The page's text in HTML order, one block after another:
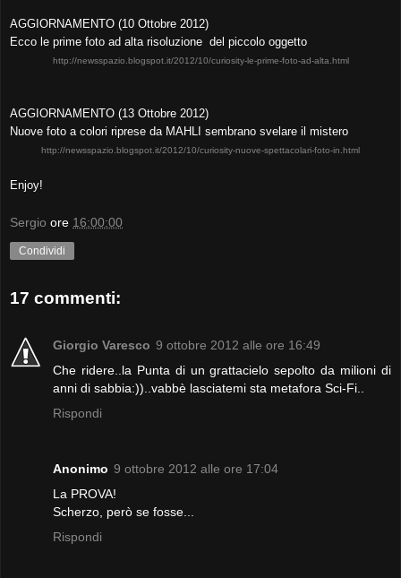
AGGIORNAMENTO (10 Ottobre 2012)
Ecco le prime foto ad alta risoluzione del piccolo oggetto
http://newsspazio.blogspot.it/2012/10/curiosity-le-prime-foto-ad-alta.html
AGGIORNAMENTO (13 Ottobre 2012)
Nuove foto a colori riprese da MAHLI sembrano svelare il mistero
http://newsspazio.blogspot.it/2012/10/curiosity-nuove-spettacolari-foto-in.html
Enjoy!
Sergio ore 16:00:00
Condividi
17 commenti:
Giorgio Varesco 9 ottobre 2012 alle ore 16:49
Che ridere..la Punta di un grattacielo sepolto da milioni di
anni di sabbia:))..vabbè lasciatemi sta metafora Sci-Fi..
Rispondi
Anonimo 9 ottobre 2012 alle ore 17:04
La PROVA!
Scherzo, però se fosse...
Rispondi